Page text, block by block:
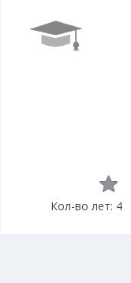
Кол-во лет: 4